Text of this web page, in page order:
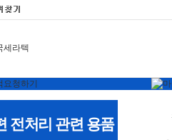
전처리 관련 용품